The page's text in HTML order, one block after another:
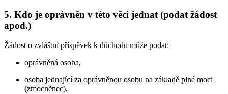
5. Kdo je oprávněn v této věci jednat (podat žádost
apod.)
Žádost o zvláštní příspěvek k důchodu může podat:
oprávněná osoba,
osoba jednající za oprávněnou osobu na základě plné moci
(zmocněnec),